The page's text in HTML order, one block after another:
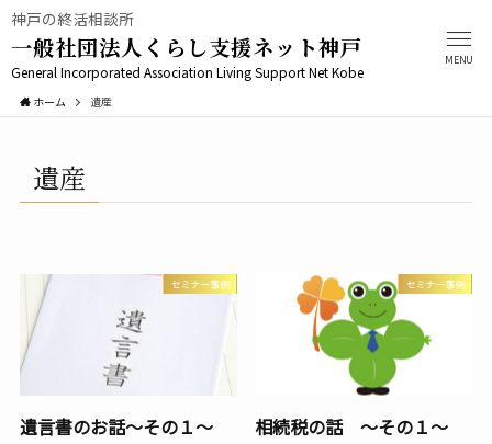
神戸の終活相談所
一般社団法人くらし支援ネット神戸
General Incorporated Association Living Support Net Kobe
MENU
ホーム 遺産
遺産
セミナー事例
遺言書のお話～その１～
セミナー事例
相続税の話 ～その１～